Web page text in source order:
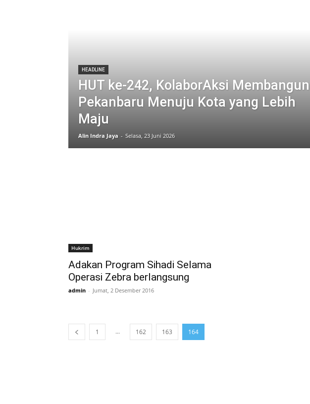
HEADLINE
HUT ke-242, KolaborAksi Membangun
Pekanbaru Menuju Kota yang Lebih
Maju
Alin Indra Jaya - Selasa, 23 Juni 2026
Hukrim
Adakan Program Sihadi Selama
Operasi Zebra berlangsung
admin - Jumat, 2 Desember 2016
1 ... 162 163 164